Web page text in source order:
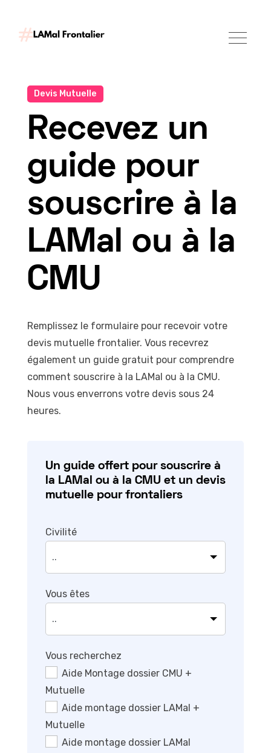
Devis Mutuelle
Recevez un
guide pour
souscrire à la
LAMal ou à la
CMU
Remplissez le formulaire pour recevoir votre
devis mutuelle frontalier. Vous recevrez
également un guide gratuit pour comprendre
comment souscrire à la LAMal ou à la CMU.
Nous vous enverrons votre devis sous 24
heures.
Un guide offert pour souscrire à
la LAMal ou à la CMU et un devis
mutuelle pour frontaliers
Civilité
Vous êtes
Vous recherchez
Aide Montage dossier CMU +
Mutuelle
Aide montage dossier LAMal +
Mutuelle
Aide montage dossier LAMal